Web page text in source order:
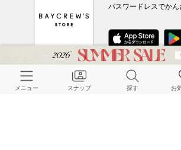
パスワードレスでかん
CUSTOMER SERVICE
メニュー スナップ 探す お